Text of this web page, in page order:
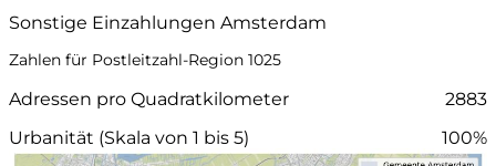
Sonstige Einzahlungen Amsterdam
Zahlen für Postleitzahl-Region 1025
Adressen pro Quadratkilometer
2883
Urbanität (Skala von 1 bis 5)
100%